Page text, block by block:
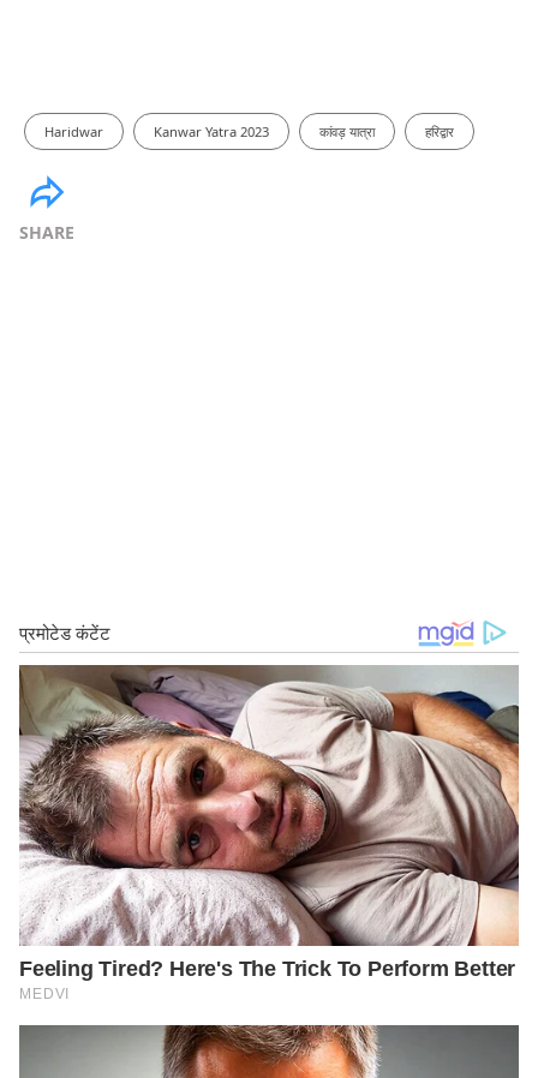
Haridwar Kanwar Yatra 2023 कांवड़ यात्रा हरिद्वार
SHARE